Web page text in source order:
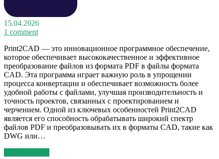
15.04.2026
1 comment
Print2CAD — это инновационное программное обеспечение,
которое обеспечивает высококачественное и эффективное
преобразование файлов из формата PDF в файлы формата
CAD. Эта программа играет важную роль в упрощении
процесса конвертации и обеспечивает возможность более
удобной работы с файлами, улучшая производительность и
точность проектов, связанных с проектированием и
черчением. Одной из ключевых особенностей Print2CAD
является его способность обрабатывать широкий спектр
файлов PDF и преобразовывать их в форматы CAD, такие как
DWG или…